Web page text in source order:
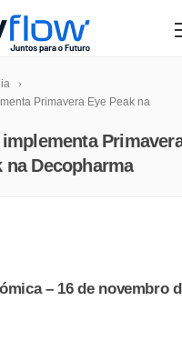
Primavera Eye Peak na
na Decopharma
– 16 de novembro